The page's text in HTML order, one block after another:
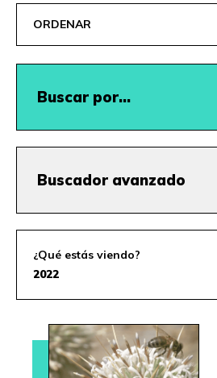
Buscar por…
Buscador avanzado
¿Qué estás viendo?
2022
ORDENAR